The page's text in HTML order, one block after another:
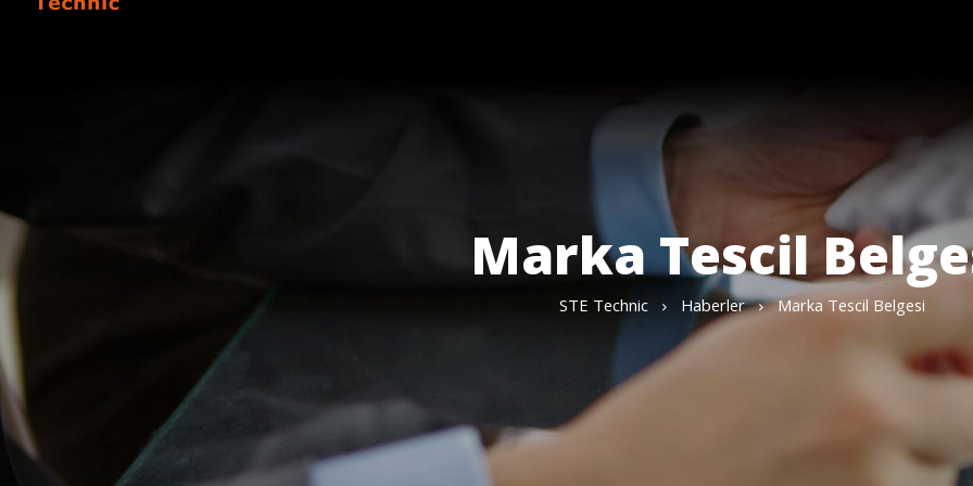
Marka Tescil
STE Technic Haberler Marka Tescil Belgesi